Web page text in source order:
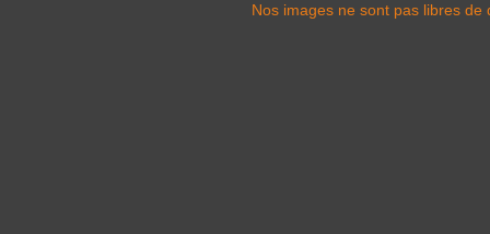
Nos images ne sont pas libres